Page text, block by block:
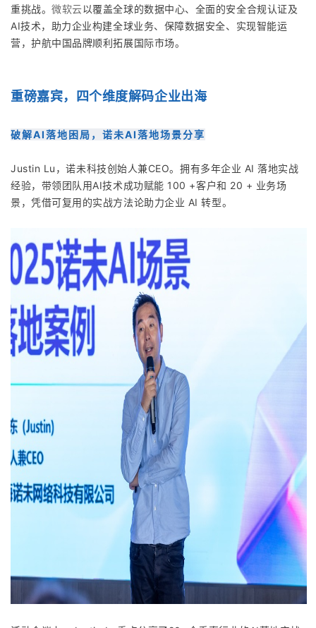
重挑战。微软云以覆盖全球的数据中心、全面的安全合规认证及
AI技术，助力企业构建全球业务、保障数据安全、实现智能运
营，护航中国品牌顺利拓展国际市场。
重磅嘉宾，四个维度解码企业出海
破解AI落地困局，诺未AI落地场景分享
Justin Lu，诺未科技创始人兼CEO。拥有多年企业 AI 落地实战
经验，带领团队用AI技术成功赋能 100 +客户和 20 + 业务场
景，凭借可复用的实战方法论助力企业 AI 转型。